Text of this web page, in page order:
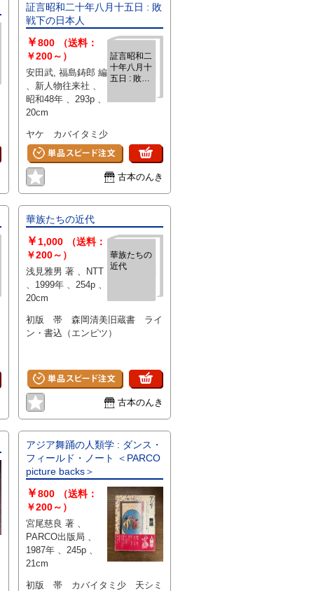
証言昭和二十年八月十五日 : 敗
戦下の日本人
証言昭和二
十年八月十
五日 : 敗戦
￥800
（送料：
￥200～）
安田武, 福島鋳郎 編
、新人物往来社 、
昭和48年 、293p 、
20cm
ヤケ カバイタミ少
古本のんき
華族たちの近代
華族たちの
近代
￥ 1,000
（送料：
￥200～）
浅見雅男 著 、NTT
、1999年 、254p 、
20cm
初版 帯 森岡清美旧蔵書 ライ
ン・書込（エンピツ）
古本のんき
アジア舞踊の人類学 : ダンス・
フィールド・ノート ＜PARCO
picture backs＞
￥800
（送料：
￥200～）
宮尾慈良 著 、
PARCO出版局 、
1987年 、245p 、
21cm
初版 帯 カバイタミ少 天シミ